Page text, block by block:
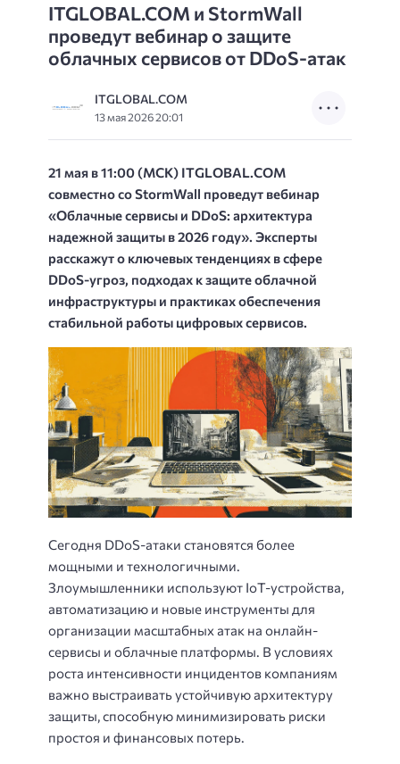
ITGLOBAL.COM и StormWall
проведут вебинар о защите
облачных сервисов от DDoS-атак
ITGLOBAL.COM
13 мая 2026 20:01
21 мая в 11:00 (МСК) ITGLOBAL.COM
совместно со StormWall проведут вебинар
«Облачные сервисы и DDoS: архитектура
надежной защиты в 2026 году». Эксперты
расскажут о ключевых тенденциях в сфере
DDoS-угроз, подходах к защите облачной
инфраструктуры и практиках обеспечения
стабильной работы цифровых сервисов.
Сегодня DDoS-атаки становятся более
мощными и технологичными.
Злоумышленники используют IoT-устройства,
автоматизацию и новые инструменты для
организации масштабных атак на онлайн-
сервисы и облачные платформы. В условиях
роста интенсивности инцидентов компаниям
важно выстраивать устойчивую архитектуру
защиты, способную минимизировать риски
простоя и финансовых потерь.